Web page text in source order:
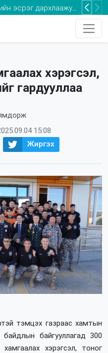
Та 2-5 насны хүүхдээ томуугийн эсрэг дархлаажуулалтад хамруулаарай
хэрэгсэл,
гардууллаа
15:08
Жиргэх
тэмцэх газраас хамтын
байгууллагад 300
хэрэгсэл, тоног